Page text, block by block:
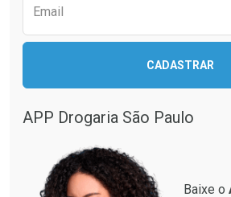
Email
CADASTRAR
APP Drogaria São Paulo
Baixe o